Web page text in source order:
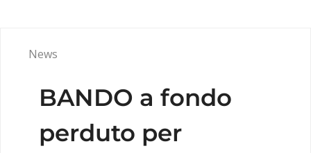
News
BANDO a fondo
perduto per